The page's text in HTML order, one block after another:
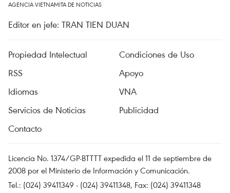
AGENCIA VIETNAMITA DE NOTICIAS
Editor en jefe: TRAN TIEN DUAN
Propiedad Intelectual
Condiciones de Uso
RSS
Apoyo
Idiomas
VNA
Servicios de Noticias
Publicidad
Contacto
Licencia No. 1374/GP-BTTTT expedida el 11 de septiembre de
2008 por el Ministerio de Información y Comunicación.
Tel.: (024) 39411349 - (024) 39411348, Fax: (024) 39411348